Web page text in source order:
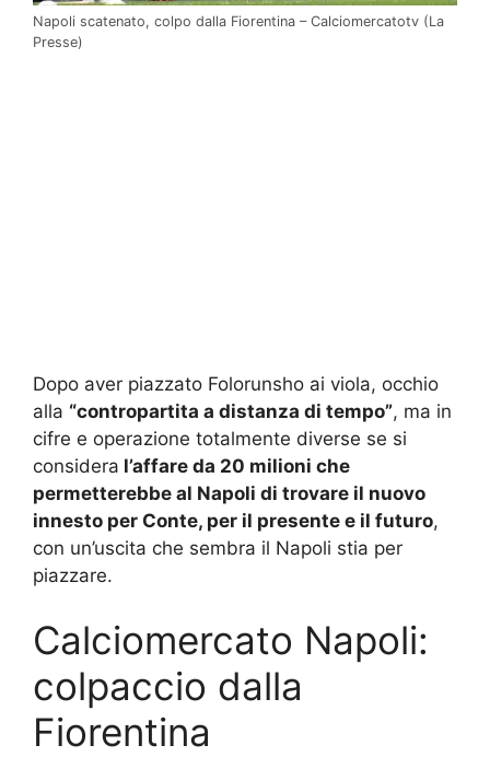
Napoli scatenato, colpo dalla Fiorentina – Calciomercatotv (La
Presse)
Dopo aver piazzato Folorunsho ai viola, occhio
alla “contropartita a distanza di tempo”, ma in
cifre e operazione totalmente diverse se si
considera l’affare da 20 milioni che
permetterebbe al Napoli di trovare il nuovo
innesto per Conte, per il presente e il futuro,
con un’uscita che sembra il Napoli stia per
piazzare.
Calciomercato Napoli:
colpaccio dalla
Fiorentina